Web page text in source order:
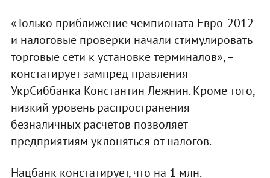
«Только приближение чемпионата Евро-2012
и налоговые проверки начали стимулировать
торговые сети к установке терминалов», –
констатирует зампред правления
УкрСиббанка Константин Лежнин. Кроме того,
низкий уровень распространения
безналичных расчетов позволяет
предприятиям уклоняться от налогов.
Нацбанк констатирует, что на 1 млн.